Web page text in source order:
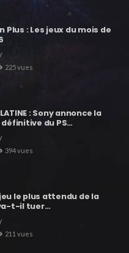
Plus : Les jeux du mois de
225vues
: Sony annonce la
du PS…
394vues
jeu le plus attendu de la
t-il tuer…
211 vues